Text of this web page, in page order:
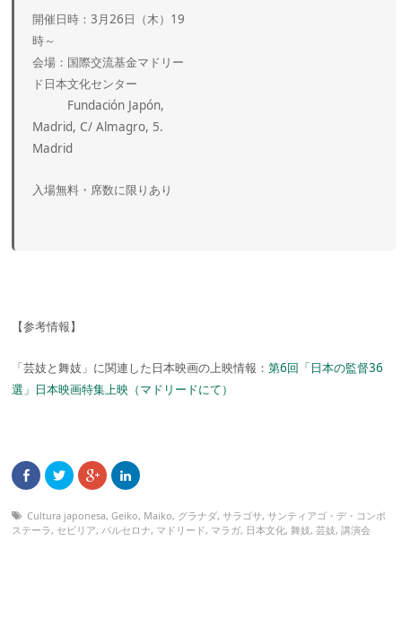
開催日時：3月26日（木）19
時～
会場：国際交流基金マドリー
ド日本文化センター
Fundación Japón,
Madrid, C/ Almagro, 5.
Madrid
入場無料・席数に限りあり
【参考情報】
「芸妓と舞妓」に関連した日本映画の上映情報：第6回「日本の監督36
選」日本映画特集上映（マドリードにて）
Cultura japonesa,Geiko, Maiko, グラナダ, サラゴサ, サンティアゴ・デ・コンポ
ステーラ , セビリア, バルセロナ, マドリード, マラガ, 日本文化,舞妓,芸妓,講演会